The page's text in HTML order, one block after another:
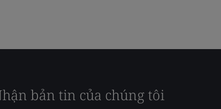
bản tin của chúng tôi